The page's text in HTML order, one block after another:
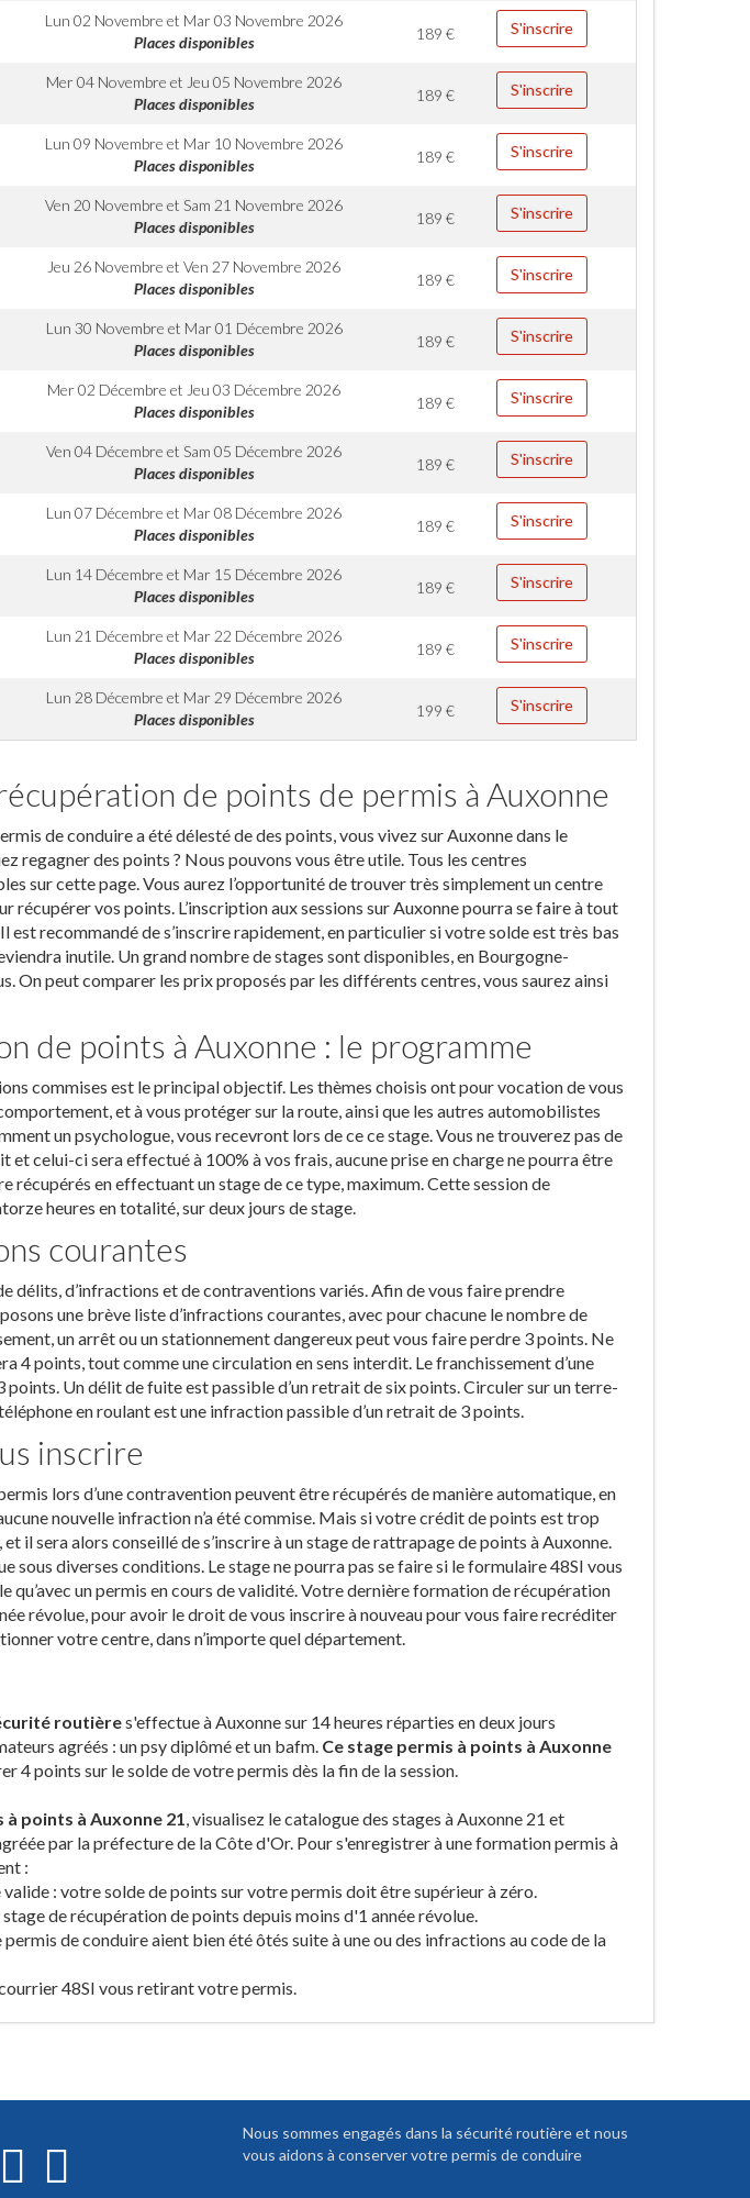
Lun 02 Novembre et Mar 03 Novembre 2026
Places disponibles
189€ S'inscrire
Mer 04 Novembre et Jeu 05 Novembre 2026
Places disponibles
189€ S'inscrire
Lun 09 Novembre et Mar 10 Novembre 2026
Places disponibles
189€ S'inscrire
Ven 20 Novembre etSam 21 Novembre 2026
Places disponibles
189€ S'inscrire
Jeu 26 Novembre etVen 27 Novembre 2026
Places disponibles
189€ S'inscrire
Lun 30 Novembre et Mar 01 Décembre 2026
Places disponibles
189€ S'inscrire
Mer 02 Décembre et Jeu 03 Décembre 2026
Places disponibles
189€ S'inscrire
Ven 04 Décembre etSam 05 Décembre 2026
Places disponibles
189€ S'inscrire
Lun 07 Décembre et Mar 08 Décembre 2026
Places disponibles
189€ S'inscrire
Lun 14 Décembre et Mar 15 Décembre 2026
Places disponibles
189€ S'inscrire
Lun 21 Décembre et Mar 22 Décembre 2026
Places disponibles
189€ S'inscrire
Lun 28 Décembre et Mar 29 Décembre 2026
Places disponibles
199€ S'inscrire
de points de permis à Auxonne
de conduire a été délesté de des points, vous vivez sur Auxonne dans le
regagner des points ? Nous pouvons vous être utile. Tous les centres
sur cette page. Vous aurez l’opportunité de trouver très simplement un centre
récupérer vos points. L’inscription aux sessions sur Auxonne pourra se faire à tout
est recommandé de s’inscrire rapidement, en particulier si votre solde est très bas
inutile. Un grand nombre de stages sont disponibles, en Bourgogne-
On peut comparer les prix proposés par les différents centres, vous saurez ainsi
de points à Auxonne : le programme
commises est le principal objectif. Les thèmes choisis ont pour vocation de vous
et à vous protéger sur la route, ainsi que les autres automobilistes
un psychologue, vous recevront lors de ce ce stage. Vous ne trouverez pas de
celui-ci sera effectué à 100% à vos frais, aucune prise en charge ne pourra être
récupérés en effectuant un stage de ce type, maximum. Cette session de
heures en totalité, sur deux jours de stage.
courantes
délits, d’infractions et de contraventions variés. Afin de vous faire prendre
une brève liste d’infractions courantes, avec pour chacune le nombre de
un arrêt ou un stationnement dangereux peut vous faire perdre 3 points. Ne
4 points, tout comme une circulation en sens interdit. Le franchissement d’une
Un délit de fuite est passible d’un retrait de six points. Circuler sur un terre-
en roulant est une infraction passible d’un retrait de 3 points.
inscrire
lors d’une contravention peuvent être récupérés de manière automatique, en
nouvelle infraction n’a été commise. Mais si votre crédit de points est trop
il sera alors conseillé de s’inscrire à un stage de rattrapage de points à Auxonne.
sous diverses conditions. Le stage ne pourra pas se faire si le formulaire 48SI vous
qu’avec un permis en cours de validité. Votre dernière formation de récupération
révolue, pour avoir le droit de vous inscrire à nouveau pour vous faire recréditer
votre centre, dans n’importe quel département.
routières'effectue à Auxonne sur 14 heures réparties en deux jours
agréés : un psy diplômé et un bafm. Ce stage permis à points à Auxonne
4 points sur le solde de votre permis dès la fin de la session.
à points à Auxonne 21, visualisez le catalogue des stages à Auxonne 21 et
par la préfecture de la Côte d'Or. Pour s'enregistrer à une formation permis à
:
: votre solde de points sur votre permis doit être supérieur à zéro.
de récupération de points depuis moins d'1 année révolue.
de conduire aient bien été ôtés suite à une ou des infractions au code de la
48SI vous retirant votre permis.
Nous sommes engagés dans la sécurité routière et nous
vous aidons à conserver votre permis de conduire